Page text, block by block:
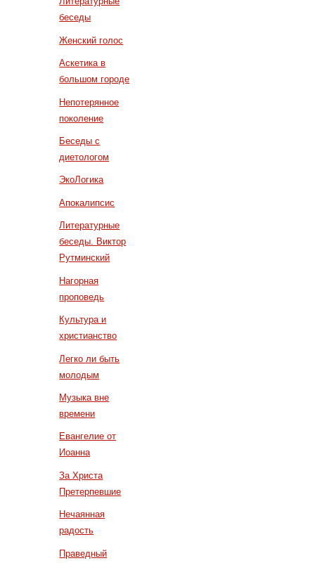
беседы
Женский голос
Аскетика в
большом городе
Непотерянное
поколение
Беседы с
диетологом
ЭкоЛогика
Апокалипсис
Литературные
беседы. Виктор
Рутминский
Нагорная
проповедь
Культура и
христианство
Легко ли быть
молодым
Музыка вне
времени
Евангелие от
Иоанна
За Христа
Претерпевшие
Нечаянная
радость
Праведный